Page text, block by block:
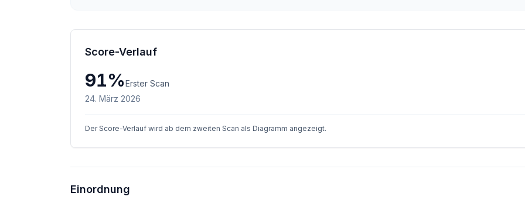
Score-Verlauf
91%Erster Scan
24. März 2026
Der Score-Verlauf wird ab dem zweiten Scan als Diagramm angezeigt.
Einordnung